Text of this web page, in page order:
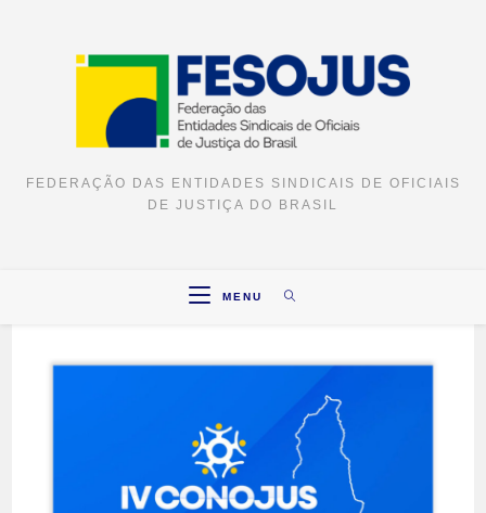
FEDERAÇÃO DAS ENTIDADES SINDICAIS DE OFICIAIS
DE JUSTIÇA DO BRASIL
MENU